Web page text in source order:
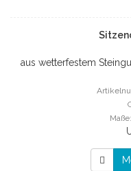
aus wetterfestem